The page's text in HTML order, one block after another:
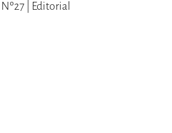
Nº27 | Editorial